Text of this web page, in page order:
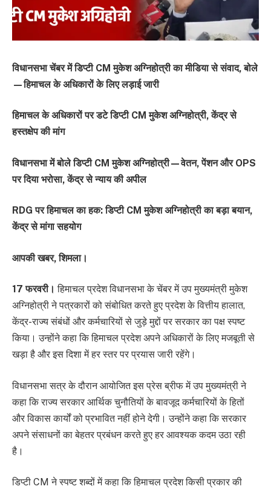
विधानसभा चेंबर में डिप्टी CM मुकेश अग्निहोत्री का मीडिया से संवाद, बोले
—हिमाचल के अधिकारों के लिए लड़ाई जारी
हिमाचल के अधिकारों पर डटे डिप्टी CM मुकेश अग्निहोत्री, केंद्र से
हस्तक्षेप की मांग
विधानसभा में बोले डिप्टी CM मुकेश अग्निहोत्री—वेतन, पेंशन और OPS
पर दिया भरोसा, केंद्र से न्याय की अपील
RDG पर हिमाचल का हक: डिप्टी CM मुकेश अग्निहोत्री का बड़ा बयान,
केंद्र से मांगा सहयोग
आपकी खबर, शिमला।
17 फरवरी। हिमाचल प्रदेश विधानसभा के चेंबर में उप मुख्यमंत्री मुकेश
अग्निहोत्री ने पत्रकारों को संबोधित करते हुए प्रदेश के वित्तीय हालात,
केंद्र-राज्य संबंधों और कर्मचारियों से जुड़े मुद्दों पर सरकार का पक्ष स्पष्ट
किया। उन्होंने कहा कि हिमाचल प्रदेश अपने अधिकारों के लिए मजबूती से
खड़ा है और इस दिशा में हर स्तर पर प्रयास जारी रहेंगे।
विधानसभा सत्र के दौरान आयोजित इस प्रेस ब्रीफ में उप मुख्यमंत्री ने
कहा कि राज्य सरकार आर्थिक चुनौतियों के बावजूद कर्मचारियों के हितों
और विकास कार्यों को प्रभावित नहीं होने देगी। उन्होंने कहा कि सरकार
अपने संसाधनों का बेहतर प्रबंधन करते हुए हर आवश्यक कदम उठा रही
है।
डिप्टी CM ने स्पष्ट शब्दों में कहा कि हिमाचल प्रदेश किसी प्रकार की